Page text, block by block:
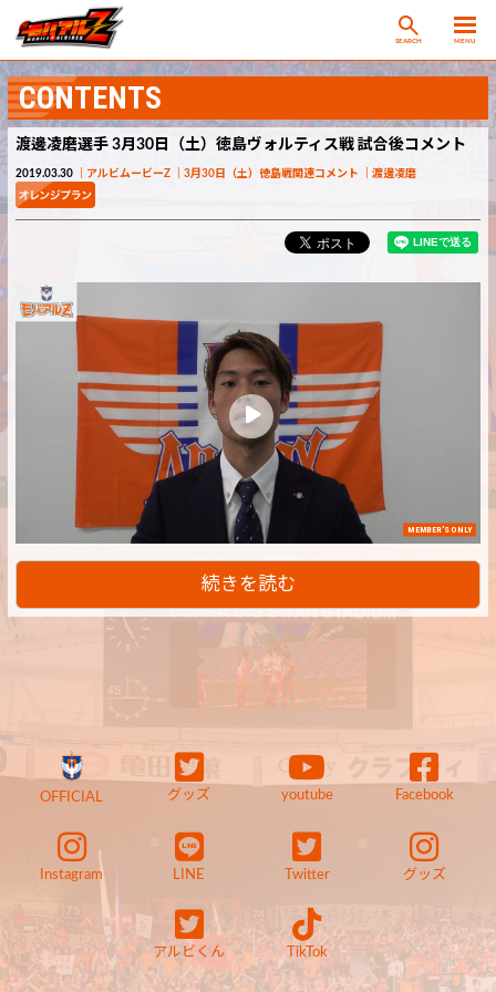
SEARCH MENU
CONTENTS
渡邊凌磨選手 3月30日（土）徳島ヴォルティス戦 試合後コメント
2019.03.30 アルビムービーZ 3月30日（土）徳島戦関連コメント 渡邊凌磨
MEMBER'S ONLY
続きを読む
OFFICIAL グッズ youtube Facebook
Instagram LINE Twitter グッズ
アルビくん TikTok